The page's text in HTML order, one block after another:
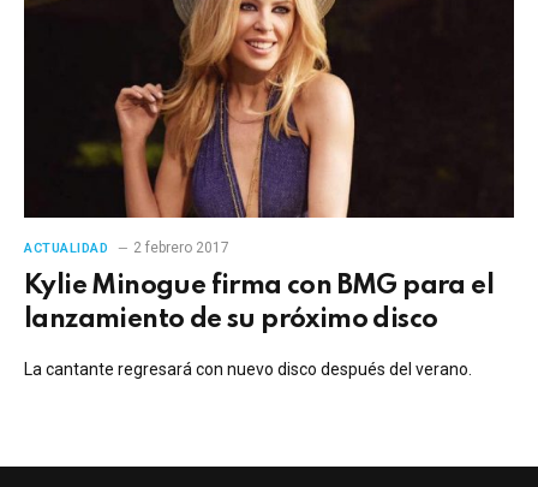
ACTUALIDAD 2 febrero 2017
Kylie Minogue firma con BMG para el
lanzamiento de su próximo disco
La cantante regresará con nuevo disco después del verano.